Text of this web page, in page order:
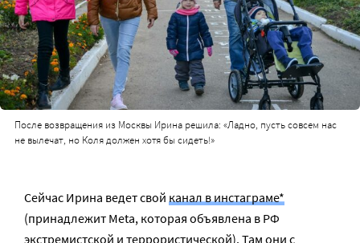
После возвращения из Москвы Ирина решила: «Ладно, пусть совсем нас
не вылечат, но Коля должен хотя бы сидеть!»
Сейчас Ирина ведет свой канал в инстаграме*
(принадлежит Meta, которая объявлена в РФ
экстремистской и террористической). Там они с